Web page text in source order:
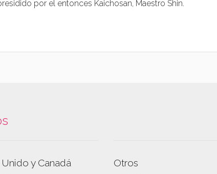
por el entonces Kaichosan, Maestro Shin.
y Canadá Otros